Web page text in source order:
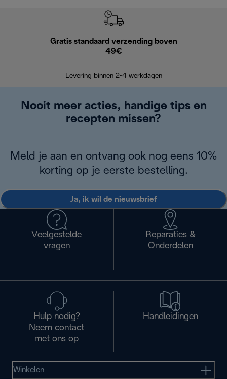
Gratis standaard verzending boven
49€
Levering binnen 2-4 werkdagen
Nooit meer acties, handige tips en
recepten missen?
Meld je aan en ontvang ook nog eens 10%
korting op je eerste bestelling.
Ja, ik wil de nieuwsbrief
Veelgestelde
vragen
Reparaties &
Onderdelen
Hulp nodig?
Neem contact
met ons op
Handleidingen
Winkelen